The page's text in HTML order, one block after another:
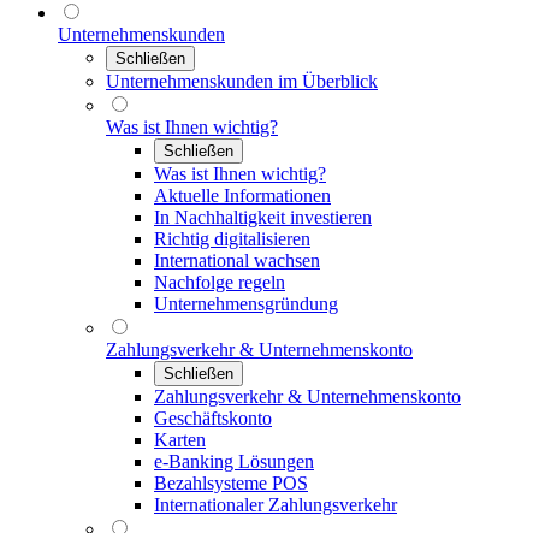
Unternehmenskunden
Schließen
Unternehmenskunden im Überblick
Was ist Ihnen wichtig?
Schließen
Was ist Ihnen wichtig?
Aktuelle Informationen
In Nachhaltigkeit investieren
Richtig digitalisieren
International wachsen
Nachfolge regeln
Unternehmensgründung
Zahlungsverkehr & Unternehmenskonto
Schließen
Zahlungsverkehr & Unternehmenskonto
Geschäftskonto
Karten
e-Banking Lösungen
Bezahlsysteme POS
Internationaler Zahlungsverkehr